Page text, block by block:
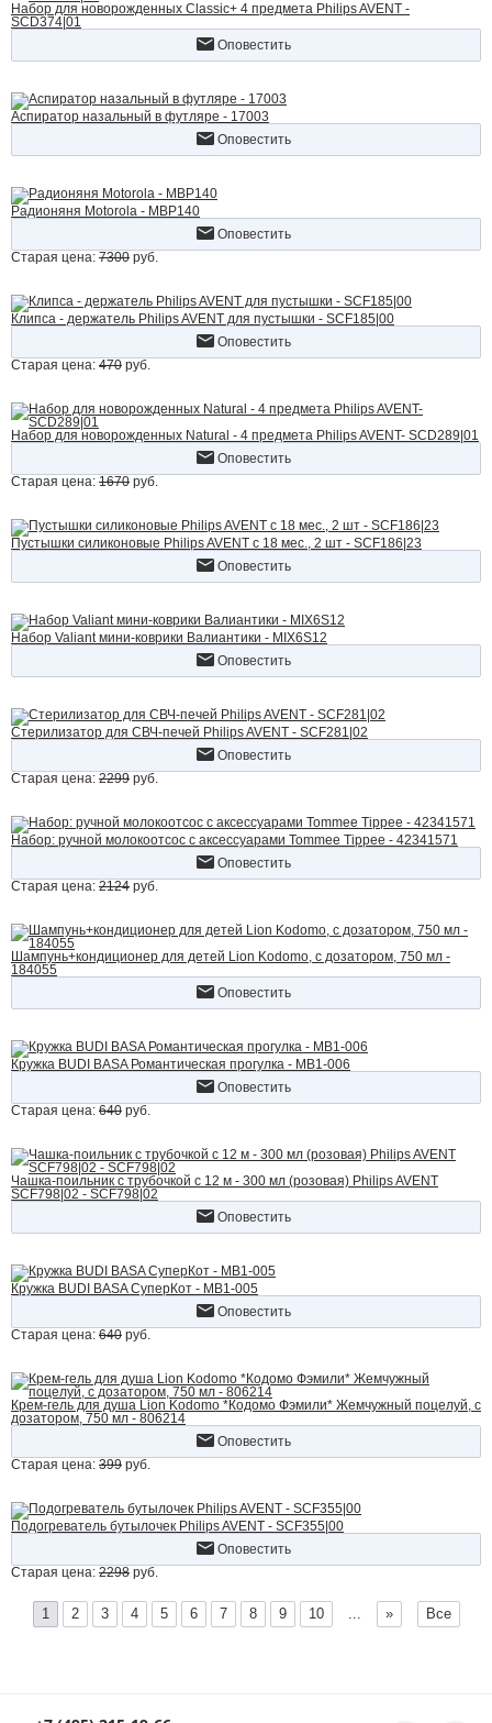
Набор для новорожденных Classic+ 4 предмета Philips AVENT -
SCD374|01
Оповестить
Аспиратор назальный в футляре - 17003
Оповестить
Радионяня Motorola - MBP140
Оповестить
Старая цена: 7300 руб.
Клипса - держатель Philips AVENT для пустышки - SCF185|00
Оповестить
Старая цена: 470 руб.
Набор для новорожденных Natural - 4 предмета Philips AVENT- SCD289|01
Оповестить
Старая цена: 1670 руб.
Пустышки силиконовые Philips AVENT с 18 мес., 2 шт - SCF186|23
Оповестить
Набор Valiant мини-коврики Валиантики - MIX6S12
Оповестить
Стерилизатор для СВЧ-печей Philips AVENT - SCF281|02
Оповестить
Старая цена: 2299 руб.
Набор: ручной молокоотсос с аксессуарами Tommee Tippee - 42341571
Оповестить
Старая цена: 2124 руб.
Шампунь+кондиционер для детей Lion Kodomo, с дозатором, 750 мл -
184055
Оповестить
Кружка BUDI BASA Романтическая прогулка - MB1-006
Оповестить
Старая цена: 640 руб.
Чашка-поильник с трубочкой с 12 м - 300 мл (розовая) Philips AVENT
SCF798|02 - SCF798|02
Оповестить
Кружка BUDI BASA СуперКот - MB1-005
Оповестить
Старая цена: 640 руб.
Крем-гель для душа Lion Kodomo *Кодомо Фэмили* Жемчужный поцелуй, с
дозатором, 750 мл - 806214
Оповестить
Старая цена: 399 руб.
Подогреватель бутылочек Philips AVENT - SCF355|00
Оповестить
Старая цена: 2298 руб.
1 2 3 4 5 6 7 8 9 10 ... » Все